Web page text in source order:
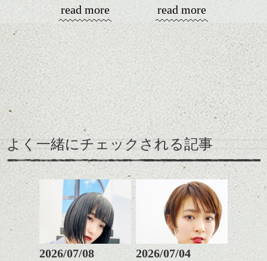
スパ／伸びても目立たない
ヘアカラー/ハイライト/ダブ
ルカラー/髪質改善/TOKIOト
リートメント/ブリーチ/イン
ナーカラー/イルミナカラー/
ミニボブ/抜け感ショート/バ
レイヤージュ/縮毛矯正
眼鏡なんか、かけたりして。
色々な自分楽しんでみませんか？
可愛らしくないですか？
こんな感じで、お散歩してみたい！
初の写真展。場所は代々木上原のfireking cafe。
この場所は石原さんがアシスタント時代に
良く通っていた場所なのだそう。
その頃から壁にはアーティスト達のイラス
トや写真が。
個展の話が出たときに、ぱっと浮かんだの
がここなのだそう。
思い出の場所、自分の原点であるような場
所で個展ができるなんて素敵だなぁ。と。
京都の骨董屋「大吉」の杉本理さんとのト
ークセッションは
とても興味深いものでした。
めちゃくちゃ混むんでしょうね・・・。
そんなこんなで、お客様からいただいたお
土産ＵＰしちゃいます。(笑)
まずはコレ。
read more
この季節やっぱり人気ありますね。
明るめトーンの透け感カラーと組み合わせ
大人っぽい感じの雰囲気をいい感じに表現
全体にアゴ下のやや長めレングスにする事
で、
read more
よく一緒にチェックされる記事
2026/07/08 2026/07/04